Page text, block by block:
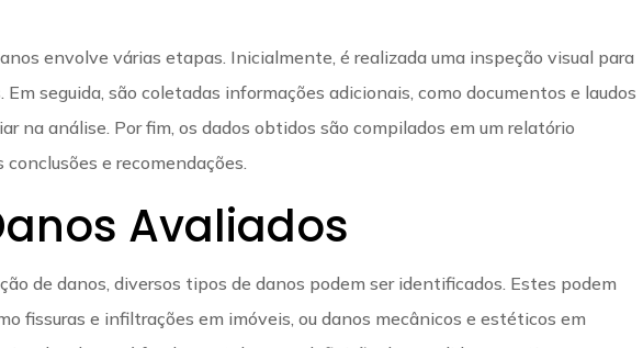
envolve várias etapas. Inicialmente, é realizada uma inspeção visual para
seguida, são coletadas informações adicionais, como documentos e laudos
na análise. Por fim, os dados obtidos são compilados em um relatório
e recomendações.
Avaliados
de danos, diversos tipos de danos podem ser identificados. Estes podem
fissuras e infiltrações em imóveis, ou danos mecânicos e estéticos em